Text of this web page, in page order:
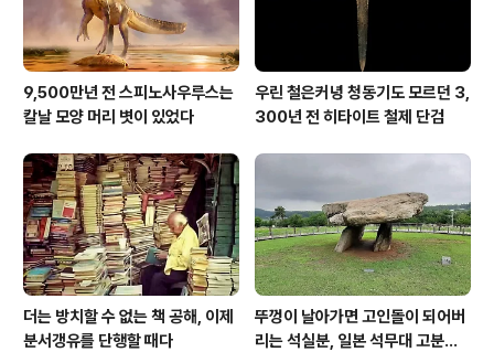
9,500만년 전 스피노사우루스는
칼날 모양 머리 볏이 있었다
우린 철은커녕 청동기도 모르던 3,
300년 전 히타이트 철제 단검
더는 방치할 수 없는 책 공해, 이제
분서갱유를 단행할 때다
뚜껑이 날아가면 고인돌이 되어버
리는 석실분, 일본 석무대 고분의